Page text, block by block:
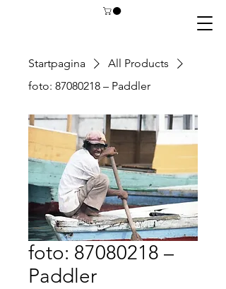
Startpagina
All Products
foto: 87080218 – Paddler
foto: 87080218 –
Paddler